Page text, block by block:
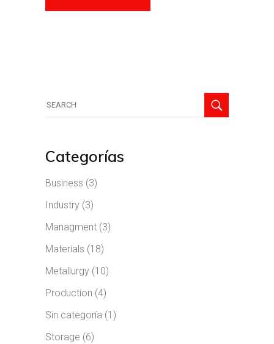
Categorías
Business (3)
Industry (3)
Managment (3)
Materials (18)
Metallurgy (10)
Production (4)
Sin categoría (1)
Storage (6)